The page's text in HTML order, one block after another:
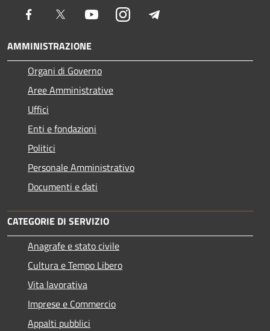
Facebook Twitter YoutubeInstagram
AMMINISTRAZIONE
Organi di Governo
Aree Amministrative
Uffici
Enti e fondazioni
Politici
Personale Amministrativo
Documenti e dati
CATEGORIE DI SERVIZIO
Anagrafe e stato civile
Cultura e Tempo Libero
Vita lavorativa
Imprese e Commercio
Appalti pubblici